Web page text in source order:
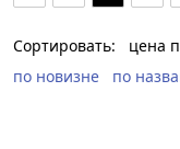
Сортировать: цена
по новизне
по